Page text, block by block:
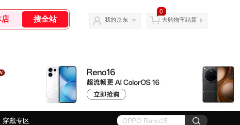
我的京东
0
去购物车结算
穿戴专区